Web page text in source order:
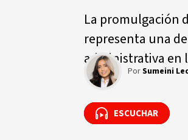
La promulgación
representa una
administrativa en
PorSumeini
ESCUCHAR
ESCUCHAR